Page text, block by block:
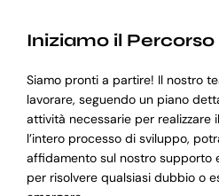
Iniziamo il
Siamo pronti a partire! Il nostro
lavorare, seguendo un piano
attività necessarie per realizzare
l’intero processo di sviluppo,
affidamento sul nostro supporto
per risolvere qualsiasi dubbio o